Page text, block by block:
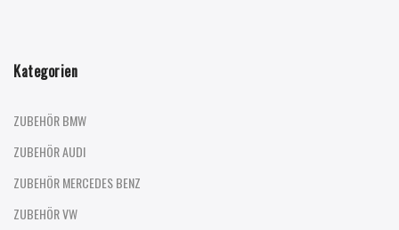
Kategorien
ZUBEHÖR BMW
ZUBEHÖR AUDI
ZUBEHÖR MERCEDES BENZ
ZUBEHÖR VW